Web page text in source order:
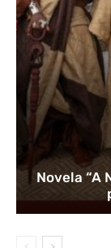
Novela “A